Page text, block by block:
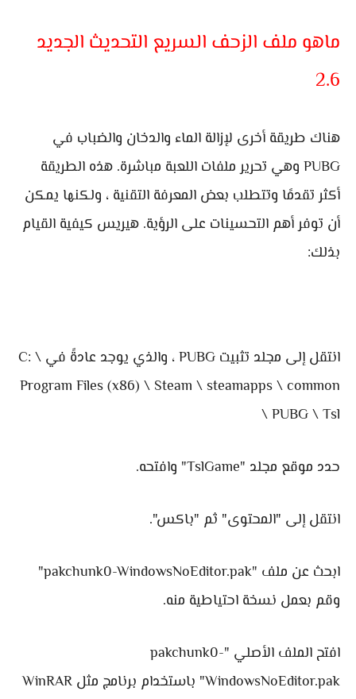
ماهو ملف الزحف السريع التحديث الجديد
2.6
هناك طريقة أخرى لإزالة الماء والدخان والضباب في
PUBG وهي تحرير ملفات اللعبة مباشرة. هذه الطريقة
أكثر تقدمًا وتتطلب بعض المعرفة التقنية ، ولكنها يمكن
أن توفر أهم التحسينات على الرؤية. هيريس كيفية القيام
بذلك:
انتقل إلى مجلد تثبيت PUBG ، والذي يوجد عادةً في C: \
Program Files (x86) \ Steam \ steamapps \ common
\ PUBG \ Tsl
حدد موقع مجلد "TslGame" وافتحه.
انتقل إلى "المحتوى" ثم "باكس".
ابحث عن ملف "pakchunk0-WindowsNoEditor.pak"
وقم بعمل نسخة احتياطية منه.
افتح الملف الأصلي "pakchunk0-
WindowsNoEditor.pak" باستخدام برنامج مثل WinRAR